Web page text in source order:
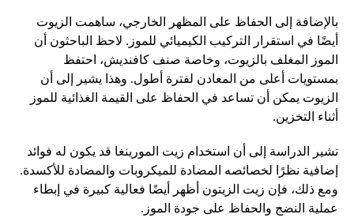
بالإضافة إلى الحفاظ على المظهر الخارجي، ساهمت الزيوت
أيضًا في استقرار التركيب الكيميائي للموز. لاحظ الباحثون أن
الموز المغلف بالزيوت، وخاصة صنف كافنديش، احتفظ
بمستويات أعلى من المعادن لفترة أطول. وهذا يشير إلى أن
الزيوت يمكن أن تساعد في الحفاظ على القيمة الغذائية للموز
أثناء التخزين.
تشير الدراسة إلى أن استخدام زيت المورينغا قد يكون له فوائد
إضافية نظرًا لخصائصه المضادة للميكروبات والمضادة للأكسدة.
ومع ذلك، فإن زيت الزيتون أظهر أيضًا فعالية كبيرة في إبطاء
عملية النضج والحفاظ على جودة الموز.